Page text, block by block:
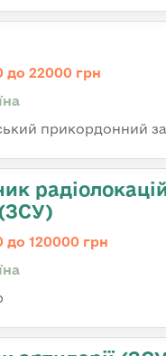
до 22000 грн
прикордонний
(ЗСУ)
до 120000 грн